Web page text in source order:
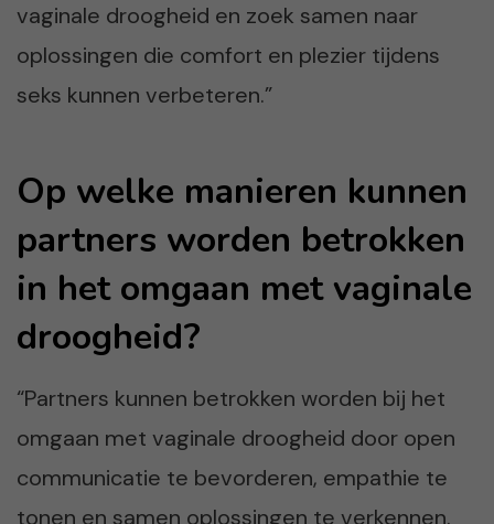
vaginale droogheid en zoek samen naar
oplossingen die comfort en plezier tijdens
seks kunnen verbeteren.”
Op welke manieren kunnen
partners worden betrokken
in het omgaan met vaginale
droogheid?
“Partners kunnen betrokken worden bij het
omgaan met vaginale droogheid door open
communicatie te bevorderen, empathie te
tonen en samen oplossingen te verkennen.